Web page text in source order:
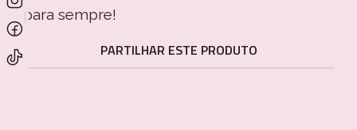
para sempre!
PARTILHAR ESTE PRODUTO